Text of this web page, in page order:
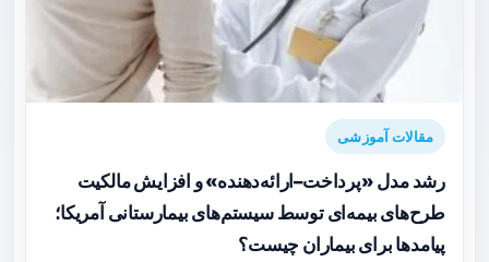
مقالات آموزشی
رشد مدل «پرداخت–ارائه‌دهنده» و افزایش مالکیت
طرح‌های بیمه‌ای توسط سیستم‌های بیمارستانی آمریکا؛
پیامدها برای بیماران چیست؟